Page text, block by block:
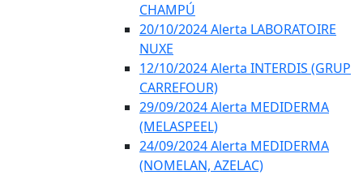
CHAMPÚ
20/10/2024 Alerta LABORATOIRE
NUXE
12/10/2024 Alerta INTERDIS (GRUP
CARREFOUR)
29/09/2024 Alerta MEDIDERMA
(MELASPEEL)
24/09/2024 Alerta MEDIDERMA
(NOMELAN, AZELAC)